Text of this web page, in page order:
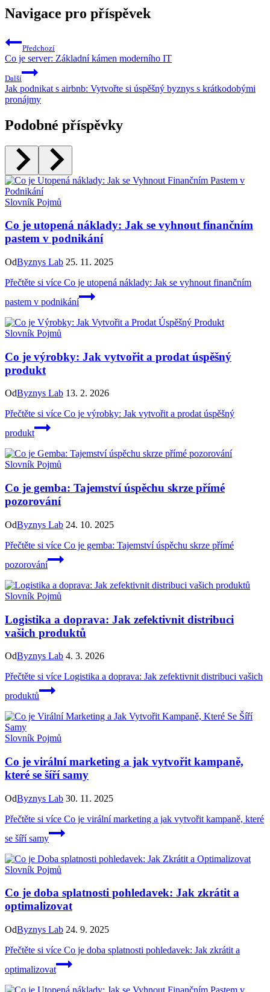
Navigace pro příspěvek
Předchozí
Co je server: Základní kámen moderního IT
Další
Jak podnikat s airbnb: Vytvořte si úspěšný byznys s krátkodobými
pronájmy
Podobné příspěvky
Slovník Pojmů
Co je utopená náklady: Jak se vyhnout finančním
pastem v podnikání
OdByznys Lab 25. 11. 2025
Přečtěte si více Co je utopená náklady: Jak se vyhnout finančním
pastem v podnikání
Slovník Pojmů
Co je výrobky: Jak vytvořit a prodat úspěšný
produkt
OdByznys Lab 13. 2. 2026
Přečtěte si více Co je výrobky: Jak vytvořit a prodat úspěšný
produkt
Slovník Pojmů
Co je gemba: Tajemství úspěchu skrze přímé
pozorování
OdByznys Lab 24. 10. 2025
Přečtěte si více Co je gemba: Tajemství úspěchu skrze přímé
pozorování
Slovník Pojmů
Logistika a doprava: Jak zefektivnit distribuci
vašich produktů
OdByznys Lab 4. 3. 2026
Přečtěte si více Logistika a doprava: Jak zefektivnit distribuci vašich
produktů
Slovník Pojmů
Co je virální marketing a jak vytvořit kampaně,
které se šíří samy
OdByznys Lab 30. 11. 2025
Přečtěte si více Co je virální marketing a jak vytvořit kampaně, které
se šíří samy
Slovník Pojmů
Co je doba splatnosti pohledavek: Jak zkrátit a
optimalizovat
OdByznys Lab 24. 9. 2025
Přečtěte si více Co je doba splatnosti pohledavek: Jak zkrátit a
optimalizovat